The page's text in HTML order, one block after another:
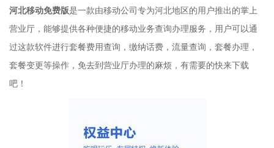
河北移动免费版是一款由移动公司专为河北地区的用户推出的掌上
营业厅，能够提供各种便捷的移动业务查询办理服务，用户可以通
过这款软件进行套餐费用查询，缴纳话费，流量查询，套餐办理，
套餐变更等操作，免去到营业厅办理的麻烦，有需要的快来下载
吧！